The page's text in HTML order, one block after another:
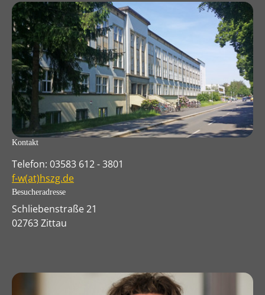
Kontakt
Telefon: 03583 612 - 3801
f-w(at)hszg.de
Besucheradresse
Schliebenstraße 21
02763 Zittau